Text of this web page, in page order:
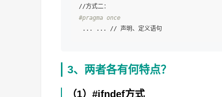
#pragma once
3、两者各有何特点？
（1）#ifndef方式